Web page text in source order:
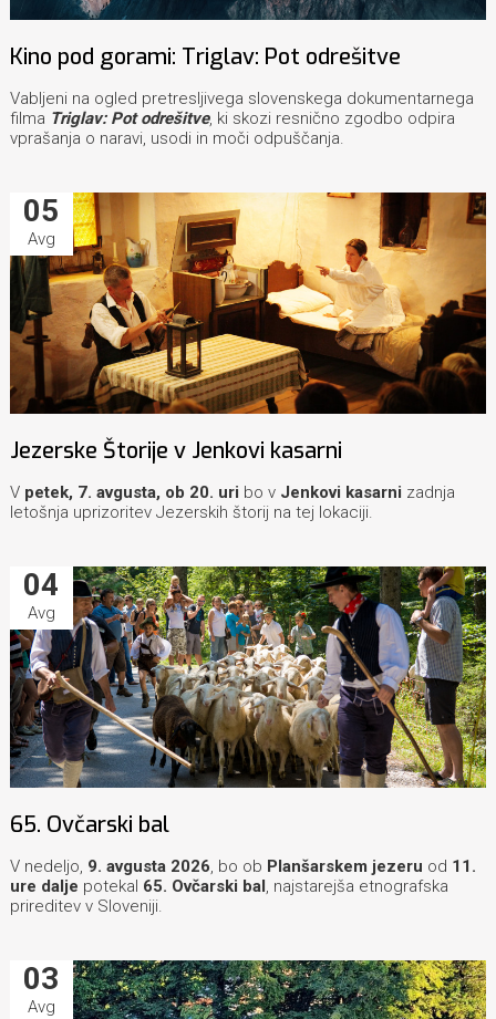
Kino pod gorami: Triglav: Pot odrešitve
Vabljeni na ogled pretresljivega slovenskega dokumentarnega
filma Triglav: Pot odrešitve, ki skozi resnično zgodbo odpira
vprašanja o naravi, usodi in moči odpuščanja.
05
Avg
Jezerske Štorije v Jenkovi kasarni
V petek, 7. avgusta, ob 20. uri bo v Jenkovi kasarni zadnja
letošnja uprizoritev Jezerskih štorij na tej lokaciji.
04
Avg
65. Ovčarski bal
V nedeljo, 9. avgusta 2026, bo ob Planšarskem jezeru od 11.
ure dalje potekal 65. Ovčarski bal , najstarejša etnografska
prireditev v Sloveniji.
03
Avg